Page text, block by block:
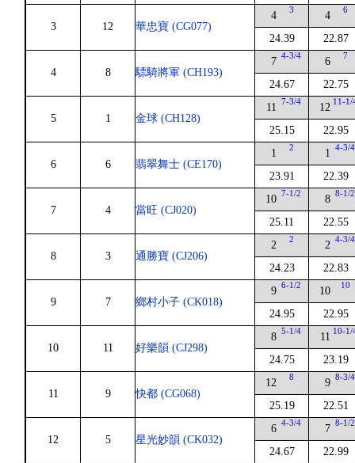
3 12 華忠寶 (CG077)
4 3
24.39
4 6
22.87
4 8 驃騎將軍 (CH193)
7 4-3/4
24.67
6 7
22.75
5 1 金球 (CH128)
11 7-3/4
25.15
12 11-1/
22.95
6 6 翡翠舞士 (CE170)
1 2
23.91
1 4-3/4
22.39
7 4 當旺 (CJ020)
10 7-1/2
25.11
8 8-1/2
22.55
8 3 通勝寶 (CJ206)
2 2
24.23
2 4-3/4
22.83
9 7 鄉村小子 (CK018)
9 6-1/2
24.95
10 10
22.95
10 11 好樂韻 (CJ298)
8 5-1/4
24.75
11 10-1/
23.19
11 9 快都 (CG068)
12 8
25.19
9 8-3/4
22.51
12 5 星光妙韻 (CK032)
6 4-3/4
24.67
7 8-1/2
22.99